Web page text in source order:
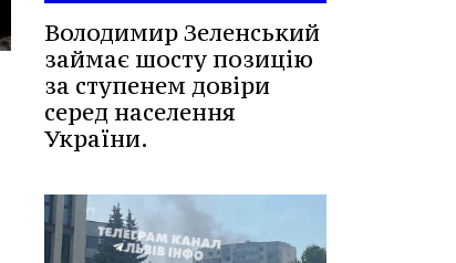
Володимир Зеленський
займає шосту позицію
за ступенем довіри
серед населення
України.